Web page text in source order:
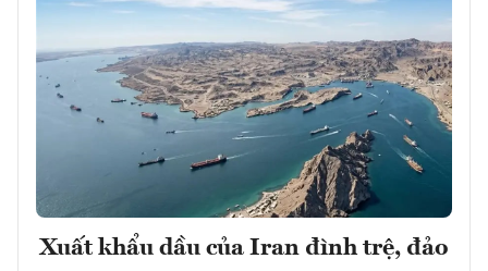
Xuất khẩu dầu của Iran đình trệ, đảo